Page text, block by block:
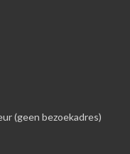
(geen bezoekadres)